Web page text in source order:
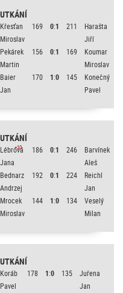
UTKÁNÍ
Křesťan
Miroslav
169 0:1 211
Harašta
Jiří
Pekárek
Martin
156 0:1 169
Koumar
Miroslav
Baier
Jan
170 1:0 145
Konečný
Pavel
UTKÁNÍ
Lébrová
Jana
+10 186 0:1 246
Barvínek
Aleš
Bednarz
Andrzej
192 0:1 224
Reichl
Jan
Mrocek
Miroslav
144 1:0 134
Veselý
Milan
UTKÁNÍ
Koráb
Pavel
178 1:0 135
Juřena
Jan